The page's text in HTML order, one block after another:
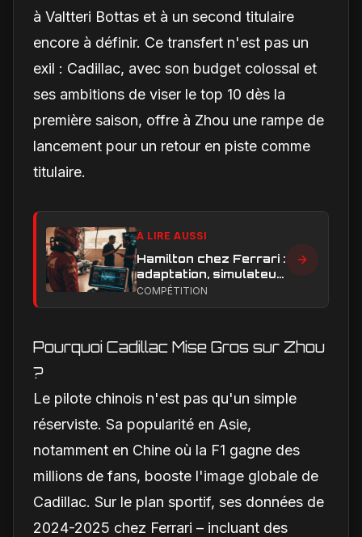
à Valtteri Bottas et à un second titulaire
encore à définir. Ce transfert n'est pas un
exil : Cadillac, avec son budget colossal et
ses ambitions de viser le top 10 dès la
première saison, offre à Zhou une rampe de
lancement pour un retour en piste comme
titulaire.
À LIRE AUSSI
Hamilton chez Ferrari :
adaptation, simulateur
et critiques, ce qui
COMPÉTITION
Pourquoi Cadillac Mise Gros sur Zhou
?
Le pilote chinois n'est pas qu'un simple
réserviste. Sa popularité en Asie,
notamment en Chine où la F1 gagne des
millions de fans, booste l'image globale de
Cadillac. Sur le plan sportif, ses données de
2024-2025 chez Ferrari – incluant des